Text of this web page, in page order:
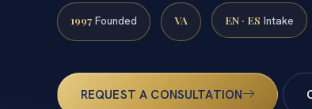
1997 Founded VA EN · ES Intake
REQUEST A CONSULTATION